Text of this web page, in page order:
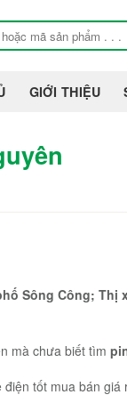
GIỚI THIỆU
Sông Công; Thị
mà chưa biết tìm
tốt mua bán